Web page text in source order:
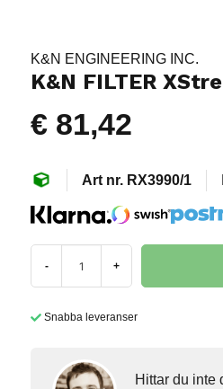
K&N ENGINEERING INC.
K&N FILTER
€ 81,42
RX3990/1
- +
Snabba leveranser
Hittar du inte